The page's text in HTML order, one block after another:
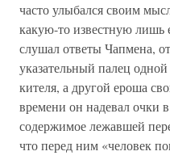
часто улыбался своим
какую-то известную
слушал ответы Чапмена,
указательный палец
кителя, а другой ероша
времени он надевал очки
содержимое лежавшей
что перед ним «человек